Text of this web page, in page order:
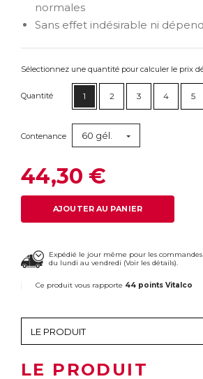
normales
Sans effet indésirable ni
Sélectionnez une quantité pour calculer le prix
Quantité 1 2 3 4 5
Contenance 60 gél.
44,30 €
AJOUTER AU PANIER
Expédié le jour même pour les commandes
du lundi au vendredi (Voir les détails).
Ce produit vous rapporte 44 points Vitalco
LE PRODUIT